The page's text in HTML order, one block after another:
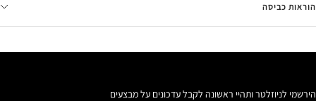
הוראות כביסה
הירשמי לניוזלטר ותהיי ראשונה לקבל עדכונים על מבצעים